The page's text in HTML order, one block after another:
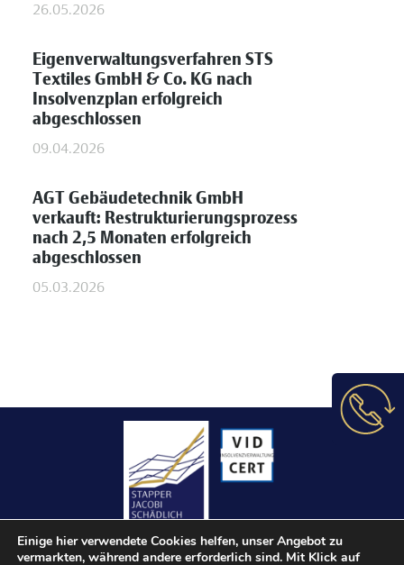
26.05.2026
Eigenverwaltungsverfahren STS
Textiles GmbH & Co. KG nach
Insolvenzplan erfolgreich
abgeschlossen
09.04.2026
AGT Gebäudetechnik GmbH
verkauft: Restrukturierungsprozess
nach 2,5 Monaten erfolgreich
abgeschlossen
05.03.2026
Einige hier verwendete Cookies helfen, unser Angebot zu
vermarkten, während andere erforderlich sind. Mit Klick auf